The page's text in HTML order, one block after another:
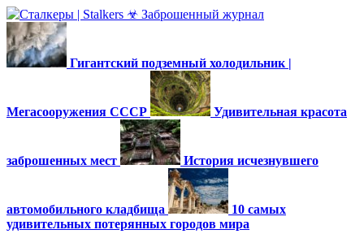
Гигантский подземный холодильник |
Мегасооружения СССР Удивительная красота
заброшенных мест История исчезнувшего
автомобильного кладбища
10 самых
удивительных потерянных городов мира